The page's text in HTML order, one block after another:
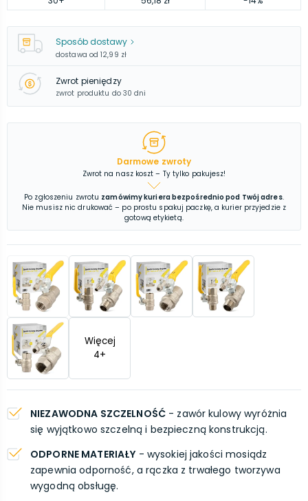
Sposób dostawy
dostawa od 12,99 zł
Zwrot pieniędzy
zwrot produktu do 30 dni
Darmowe zwroty
Zwrot na nasz koszt – Ty tylko pakujesz!
Po zgłoszeniu zwrotu zamówimy kuriera bezpośrednio pod Twój adres.
Nie musisz nic drukować – po prostu spakuj paczkę, a kurier przyjedzie z
gotową etykietą.
Więcej
4+
NIEZAWODNA SZCZELNOŚĆ- zawór kulowy wyróżnia
się wyjątkowo szczelną i bezpieczną konstrukcją.
ODPORNE MATERIAŁY - wysokiej jakości mosiądz
zapewnia odporność, a rączka z trwałego tworzywa
wygodną obsługę.